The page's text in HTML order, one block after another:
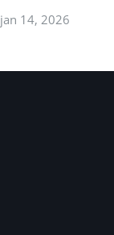
jan 14, 2026